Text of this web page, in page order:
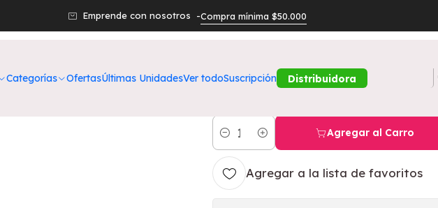
Categorías OfertasÚltimas UnidadesVer todoSuscripción Distribuidora
Emprende con nosotros -Compra mínima $50.000
Nuestros Productos Belleza Manos Esmalte Vogue Verano Vital Sol 10 ML - VOGUE
Esmalte Vogue Verano
VOGUE
Cantidad
Agregar al Carro
Agregar a la lista de favoritos